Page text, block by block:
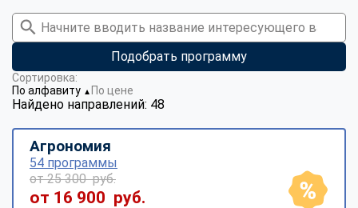
Подобрать программу
Найдено направлений: 48
Сортировка:
По алфавиту ▼ По цене
Агрономия
54 программы
от 25 300 руб.
от 16 900 руб.